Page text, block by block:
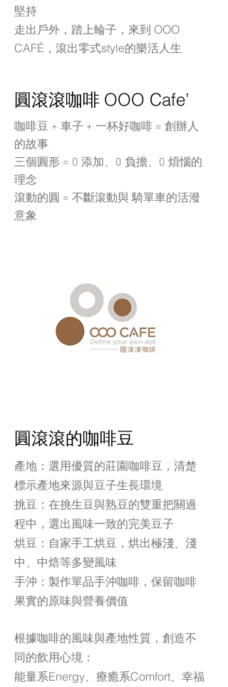
堅持
走出戶外，踏上輪子， 來到 OOO
CAFÉ，滾出零式style的樂活人生
圓滾滾咖啡 OOO Cafe’
咖啡豆 + 車子 + 一杯好咖啡 = 創辦人
的故事
三個圓形 = 0 添加、0 負擔、0 煩惱的
理念
滾動的圓 = 不斷滾動與 騎單車的活潑
意象
圓滾滾的咖啡豆
產地：選用優質的莊園咖啡豆，清楚
標示產地來源與豆子生長環境
挑豆：在挑生豆與熟豆的雙重把關過
程中，選出風味一致的完美豆子
烘豆：自家手工烘豆，烘出極淺、淺
中、中焙等多變風味
手沖：製作單品手沖咖啡，保留咖啡
果實的原味與營養價值
根據咖啡的風味與產地性質，創造不
同的飲用心境：
能量系Energy、療癒系Comfort、幸福